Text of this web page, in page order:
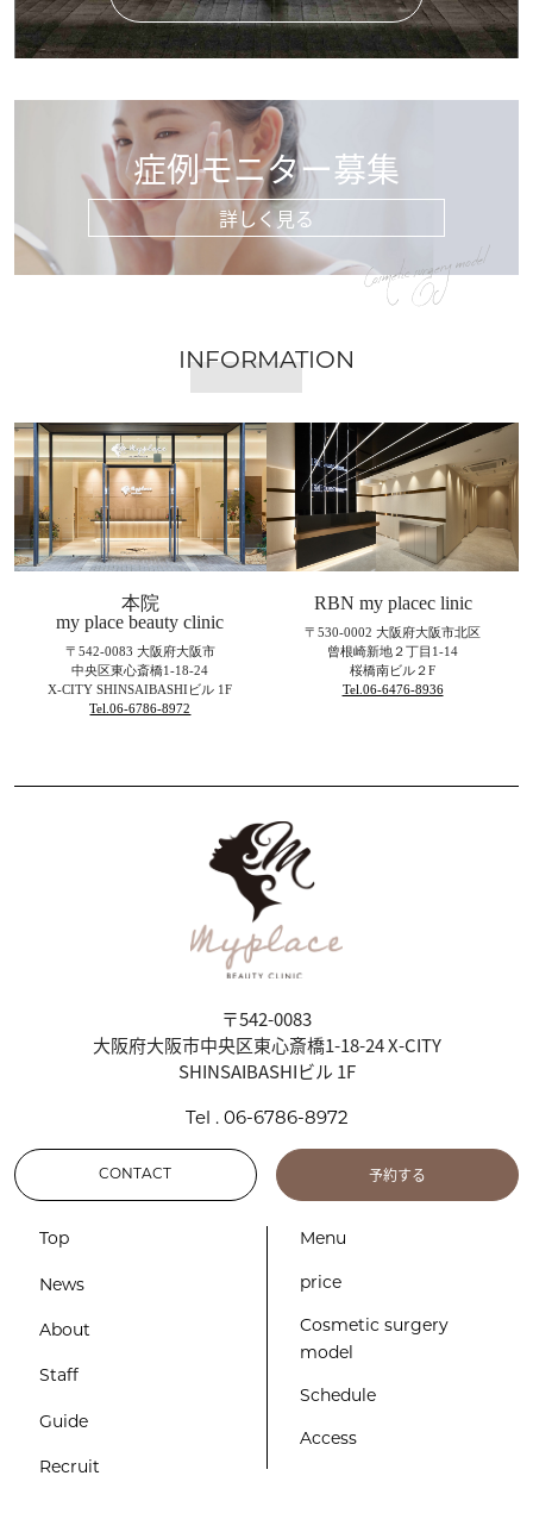
症例モニター募集
詳しく見る
Cosmetic surgery model
INFORMATION
本院
my place beauty clinic
〒542-0083 大阪府大阪市
中央区東心斎橋1-18-24
X-CITY SHINSAIBASHIビル 1F
Tel.06-6786-8972
RBN my placec linic
〒530-0002 大阪府大阪市北区
曾根崎新地２丁目1-14
桜橋南ビル２F
Tel.06-6476-8936
〒542-0083
大阪府大阪市中央区東心斎橋1-18-24 X-CITY
SHINSAIBASHIビル 1F
Tel . 06-6786-8972
CONTACT 予約する
Top
News
About
Staff
Guide
Recruit
Menu
price
Cosmetic surgery
model
Schedule
Access